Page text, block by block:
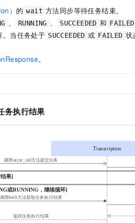
） 的 wait 方法同步等待任务结束。
RUNNING SUCCEEDED 和 FAILED
。当任务处于 SUCCEEDED 或 FAILED 状
。
务执行结果